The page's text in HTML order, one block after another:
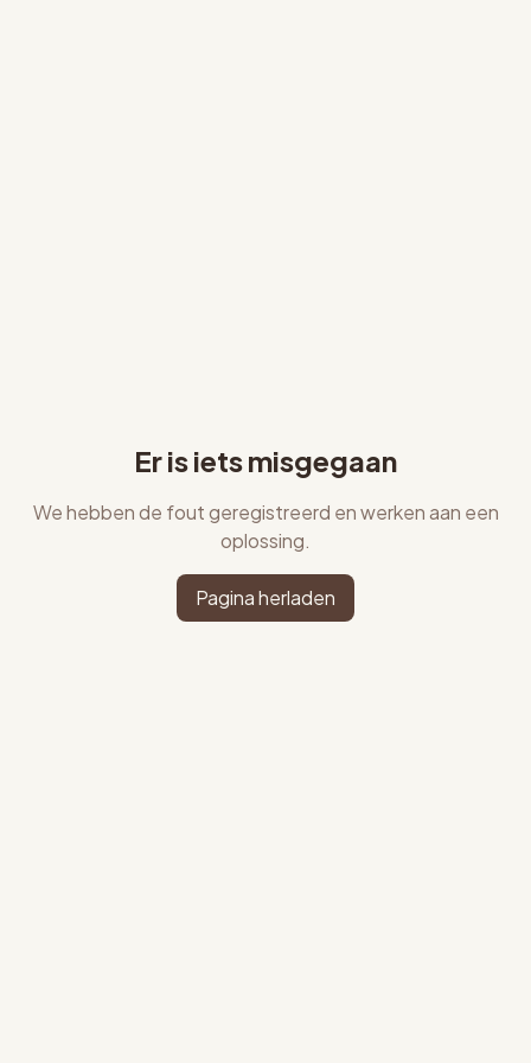
Er is iets misgegaan
We hebben de fout geregistreerd en werken aan een
oplossing.
Pagina herladen